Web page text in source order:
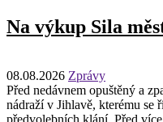
Na výkup Sila
08.08.2026 Zprávy
Před nedávnem opuštěný a
nádraží v Jihlavě, kterému se
předvolebních klání. Před